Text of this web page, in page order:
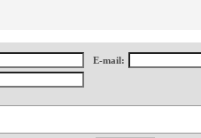
E-mail: